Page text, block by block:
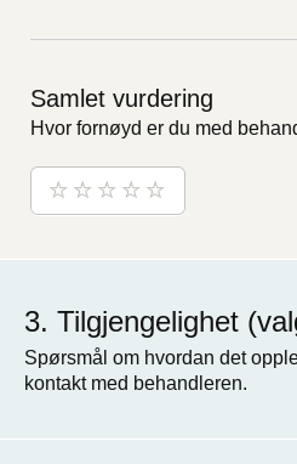
Samlet vurdering
Hvor fornøyd er du med
Tilgjengelighet
Spørsmål om hvordan det
kontakt med behandleren.